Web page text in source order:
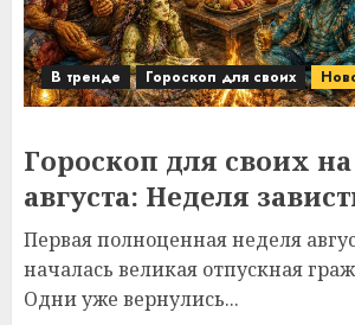
В тренде Гороскоп для своих
Гороскоп для своих на
августа: Неделя
Первая полноценная неделя
началась великая отпускная
Одни уже вернулись...